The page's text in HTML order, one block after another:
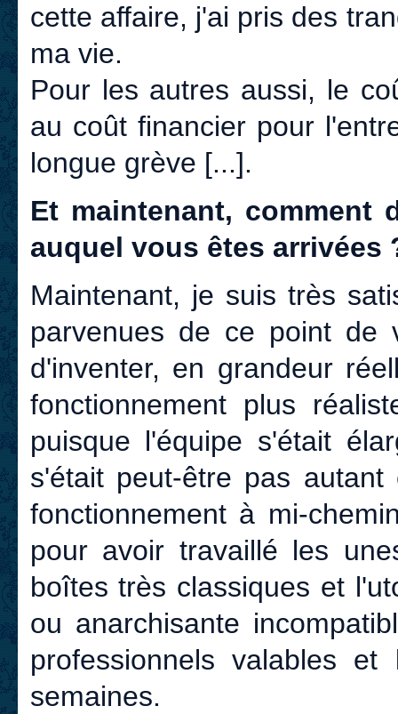
cette affaire, j'ai pris des
ma vie.
Pour les autres aussi, le
au coût financier pour
longue grève [...].
Et maintenant, comment
auquel vous êtes arrivées
Maintenant, je suis très
parvenues de ce point de
d'inventer, en grandeur
fonctionnement plus
puisque l'équipe s'était
s'était peut-être pas
fonctionnement à mi-
pour avoir travaillé les
boîtes très classiques et
ou anarchisante
professionnels valables
semaines.